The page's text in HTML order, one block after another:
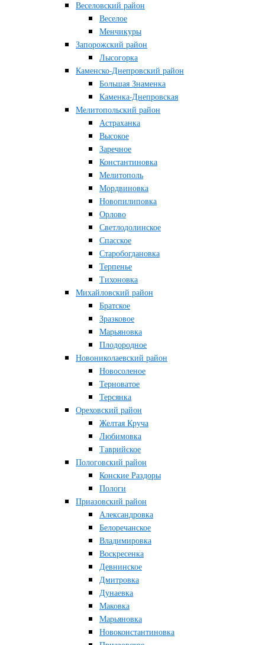
Веселовский район
Веселое
Менчикуры
Запорожский район
Лысогорка
Каменско-Днепровский район
Большая Знаменка
Каменка-Днепровская
Мелитопольский район
Астраханка
Высокое
Заречное
Константиновка
Мелитополь
Мордвиновка
Новопилиповка
Орлово
Светлодолинское
Спасское
Старобогдановка
Терпенье
Тихоновка
Михайловский район
Братское
Зразковое
Марьяновка
Плодородное
Новониколаевский район
Новосоленое
Терноватое
Терсянка
Ореховский район
Желтая Круча
Любимовка
Таврийское
Пологовский район
Конские Раздоры
Пологи
Приазовский район
Александровка
Белоречанское
Владимировка
Воскресенка
Девнинское
Дмитровка
Дунаевка
Маковка
Марьяновка
Новоконстантиновка